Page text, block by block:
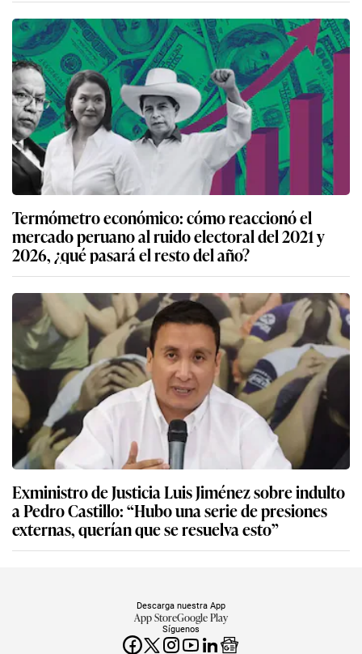
Termómetro económico: cómo reaccionó el
mercado peruano al ruido electoral del 2021 y
2026, ¿qué pasará el resto del año?
Exministro de Justicia Luis Jiménez sobre indulto
a Pedro Castillo: “Hubo una serie de presiones
externas, querían que se resuelva esto”
Síguenos
Descarga nuestra App
App StoreGoogle Play